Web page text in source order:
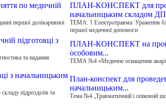
по медичній
першої долікарняної
ПЛАН-КОНСПЕКТ для
начальницьким складом
ТЕМА: 1 Електротравма. Ураження
першої медичної допомоги
підготовці з
та надання
ПЛАН-КОНСПЕКТ на
особовим...
ТЕМА №4 «Медичне оснащення
з начальницьким
підрозділів та
План-конспект для
начальницьким...
Тема №4 „Травматичний і опіковий